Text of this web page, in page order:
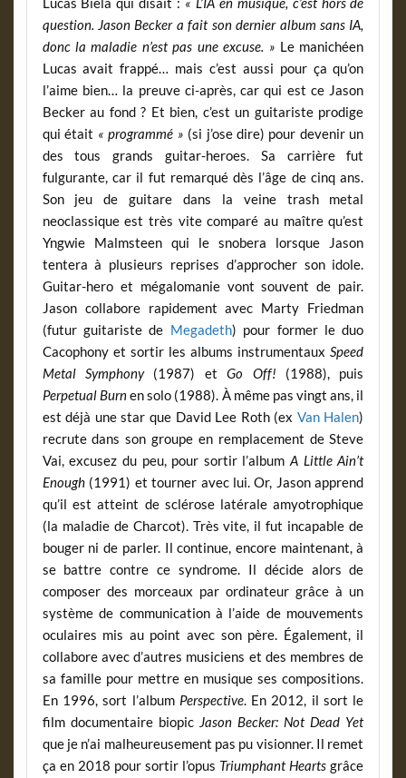
question. Jason Becker a fait son dernier album sans IA,
donc la maladie n’est pas une excuse. » Le manichéen
Lucas avait frappé… mais c’est aussi pour ça qu’on
l’aime bien… la preuve ci-après, car qui est ce Jason
Becker au fond ? Et bien, c’est un guitariste prodige
qui était « programmé » (si j’ose dire) pour devenir un
des tous grands guitar-heroes. Sa carrière fut
fulgurante, car il fut remarqué dès l’âge de cinq ans.
Son jeu de guitare dans la veine trash metal
neoclassique est très vite comparé au maître qu’est
Yngwie Malmsteen qui le snobera lorsque Jason
tentera à plusieurs reprises d’approcher son idole.
Guitar-hero et mégalomanie vont souvent de pair.
Jason collabore rapidement avec Marty Friedman
(futur guitariste de Megadeth) pour former le duo
Cacophony et sortir les albums instrumentauxSpeed
Metal Symphony(1987) etGo Off! (1988), puis
Perpetual Burnen solo (1988). À même pas vingt ans, il
est déjà une star que David Lee Roth (ex Van Halen)
recrute dans son groupe en remplacement de Steve
Vai, excusez du peu, pour sortir l’albumA Little Ain’t
Enough(1991) et tourner avec lui. Or, Jason apprend
qu’il est atteint de sclérose latérale amyotrophique
(la maladie de Charcot). Très vite, il fut incapable de
bouger ni de parler. Il continue, encore maintenant, à
se battre contre ce syndrome. Il décide alors de
composer des morceaux par ordinateur grâce à un
système de communication à l’aide de mouvements
oculaires mis au point avec son père. Également, il
collabore avec d’autres musiciens et des membres de
sa famille pour mettre en musique ses compositions.
En 1996, sort l’album Perspective. En 2012, il sort le
film documentaire biopic Jason Becker: Not Dead Yet
que je n’ai malheureusement pas pu visionner. Il remet
ça en 2018 pour sortir l’opus Triumphant Hearts grâce